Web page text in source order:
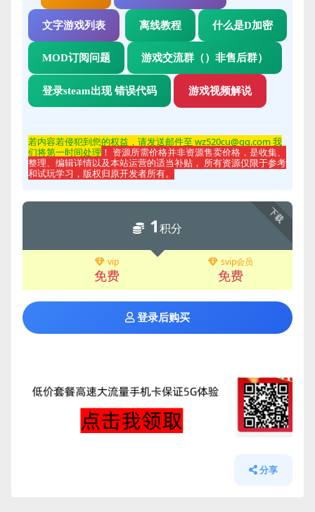
文字游戏列表 离线教程 什么是D加密
MOD订阅问题 游戏交流群（）非售后群）
登录steam出现 错误代码 游戏视频解说
若内容若侵犯到您的权益，请发送邮件至 wz520cu@qq.com 我
们将第一时间处理 ！ 资源所需价格并非资源售卖价格，是收集、
整理、编辑详情以及本站运营的适当补贴， 所有资源仅限于参考
和试玩学习，版权归原开发者所有。
下载
1积分
vip
免费
svip会员
免费
登录后购买
分享